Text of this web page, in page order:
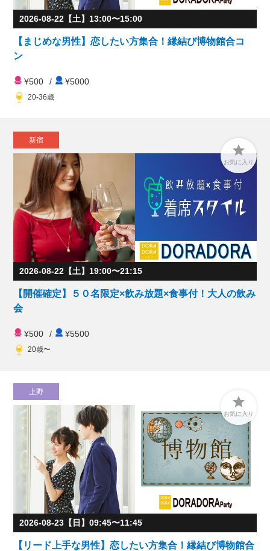
2026-08-22【土】13:00〜15:00
【まじめな男性】恋したい方集合！縁結び博物館合コ
ン
¥500 / ¥5000
20-36歳
新宿

お気に入り
2026-08-22【土】19:00〜21:15
【開催確定】５０名限定×飲み放題×食事付！大人の飲み
会
¥500 / ¥5500
20歳〜
上野

お気に入り
2026-08-23【日】09:45〜11:45
【リード上手な男性】恋したい方集合！縁結び博物館合